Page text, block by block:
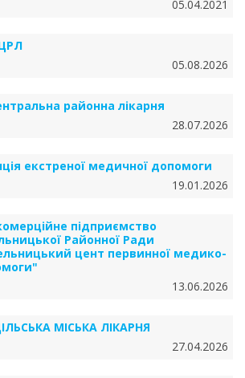
05.04.2021
05.08.2026
районна лікарня
28.07.2026
екстреної медичної допомоги
19.01.2026
підприємство
Районної Ради
цент первинної медико-
13.06.2026
МІСЬКА ЛІКАРНЯ
27.04.2026